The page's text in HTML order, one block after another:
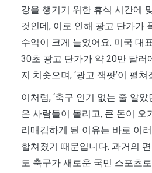
강을 챙기기 위한 휴식 시간에
것인데, 이로 인해 광고 단가가
수익이 크게 늘었어요. 미국 대
30초 광고 단가가 약 20만 달러
지 치솟으며, ‘광고 잭팟’이 펼쳐
이처럼, ‘축구 인기 없는 줄 알
은 사람들이 몰리고, 큰 돈이 오
리매김하게 된 이유는 바로 이
합쳐졌기 때문입니다. 과거의
도 축구가 새로운 국민 스포츠